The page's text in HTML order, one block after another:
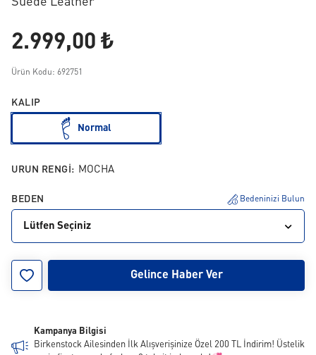
2.999,00 ₺
Ürün Kodu: 692751
KALIP
Normal
URUN RENGI: MOCHA
BEDEN Bedeninizi Bulun
Lütfen Seçiniz
Gelince Haber Ver
Kampanya Bilgisi
Birkenstock Ailesinden İlk Alışverişinize Özel 200 TL İndirim! Üstelik